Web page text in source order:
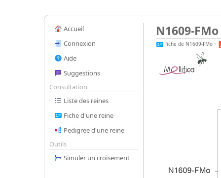
Accueil
Connexion
Aide
Suggestions
Consultation
Liste des reines
Fiche d'une reine
Pedigree d'une reine
Outils
Simuler un croisement
N1609-FMo
fiche de N1609-FMo •